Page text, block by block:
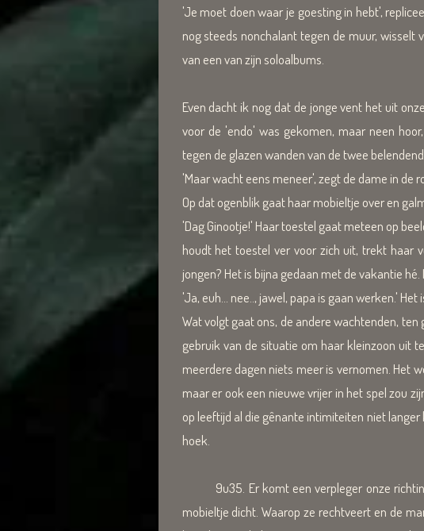
'Je moet doen waar je goesting in hebt',
nog steeds nonchalant tegen de muur, wisselt
van een van zijn soloalbums.
Even dacht ik nog dat de jonge vent het uit
voor de 'endo' was gekomen, maar neen
tegen de glazen wanden van de twee
'Maar wacht eens meneer', zegt de dame in de
Op dat ogenblik gaat haar mobieltje over en
'Dag Ginootje!' Haar toestel gaat meteen op
houdt het toestel ver voor zich uit, trekt haar
jongen? Het is bijna gedaan met de vakantie
'Ja, euh... nee.., jawel, papa is gaan werken.'
Wat volgt gaat ons, de andere wachtenden,
gebruik van de situatie om haar kleinzoon uit
meerdere dagen niets meer is vernomen. Het
maar er ook een nieuwe vrijer in het spel zou
op leeftijd al die gênante intimiteiten niet
hoek.
9u35. Er komt een verpleger onze richting
mobieltje dicht. Waarop ze rechtveert en de